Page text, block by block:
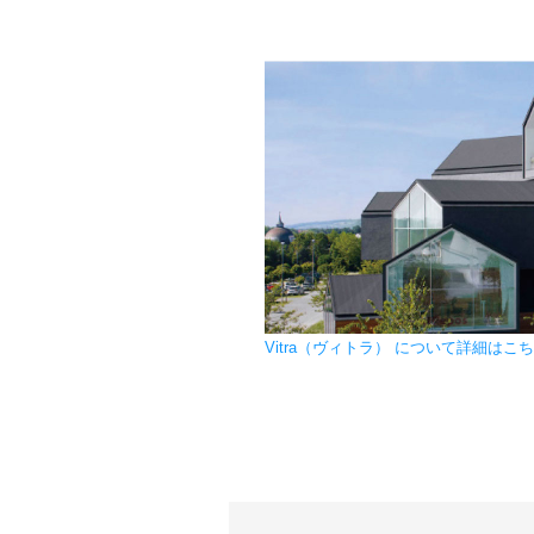
Vitra（ヴィトラ） について詳細はこ